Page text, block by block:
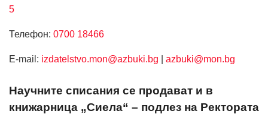
5
Телефон: 0700 18466
Е-mail: izdatelstvo.mon@azbuki.bg azbuki@mon.bg
Научните списания се продават и в
книжарница „Сиела“ – подлез на Ректората